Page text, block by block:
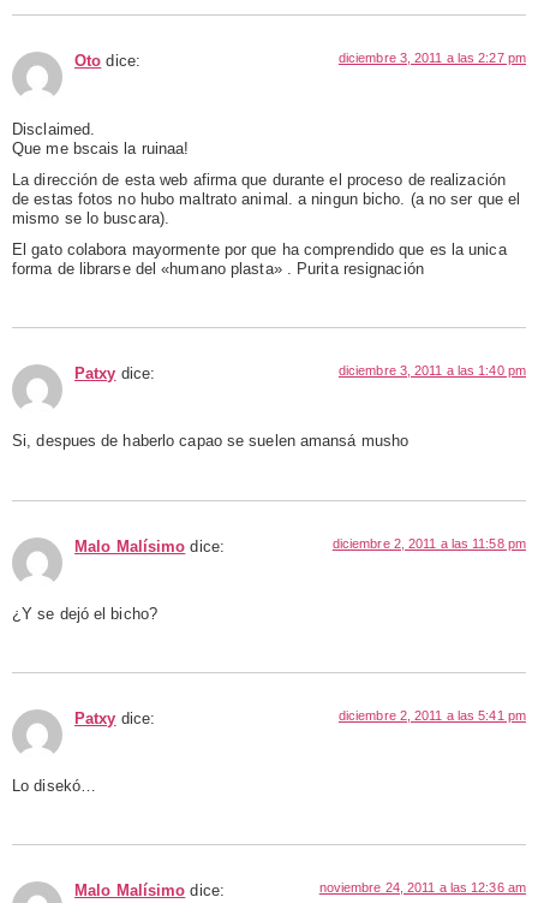
Oto dice: diciembre 3, 2011 a las 2:27 pm
Disclaimed.
Que me bscais la ruinaa!
La dirección de esta web afirma que durante el proceso de realización
de estas fotos no hubo maltrato animal. a ningun bicho. (a no ser que el
mismo se lo buscara).
El gato colabora mayormente por que ha comprendido que es la unica
forma de librarse del «humano plasta» . Purita resignación
Patxy dice: diciembre 3, 2011 a las 1:40 pm
Si, despues de haberlo capao se suelen amansá musho
Malo Malísimo dice: diciembre 2, 2011 a las 11:58 pm
¿Y se dejó el bicho?
Patxy dice: diciembre 2, 2011 a las 5:41 pm
Lo disekó…
Malo Malísimo dice: noviembre 24, 2011 a las 12:36 am